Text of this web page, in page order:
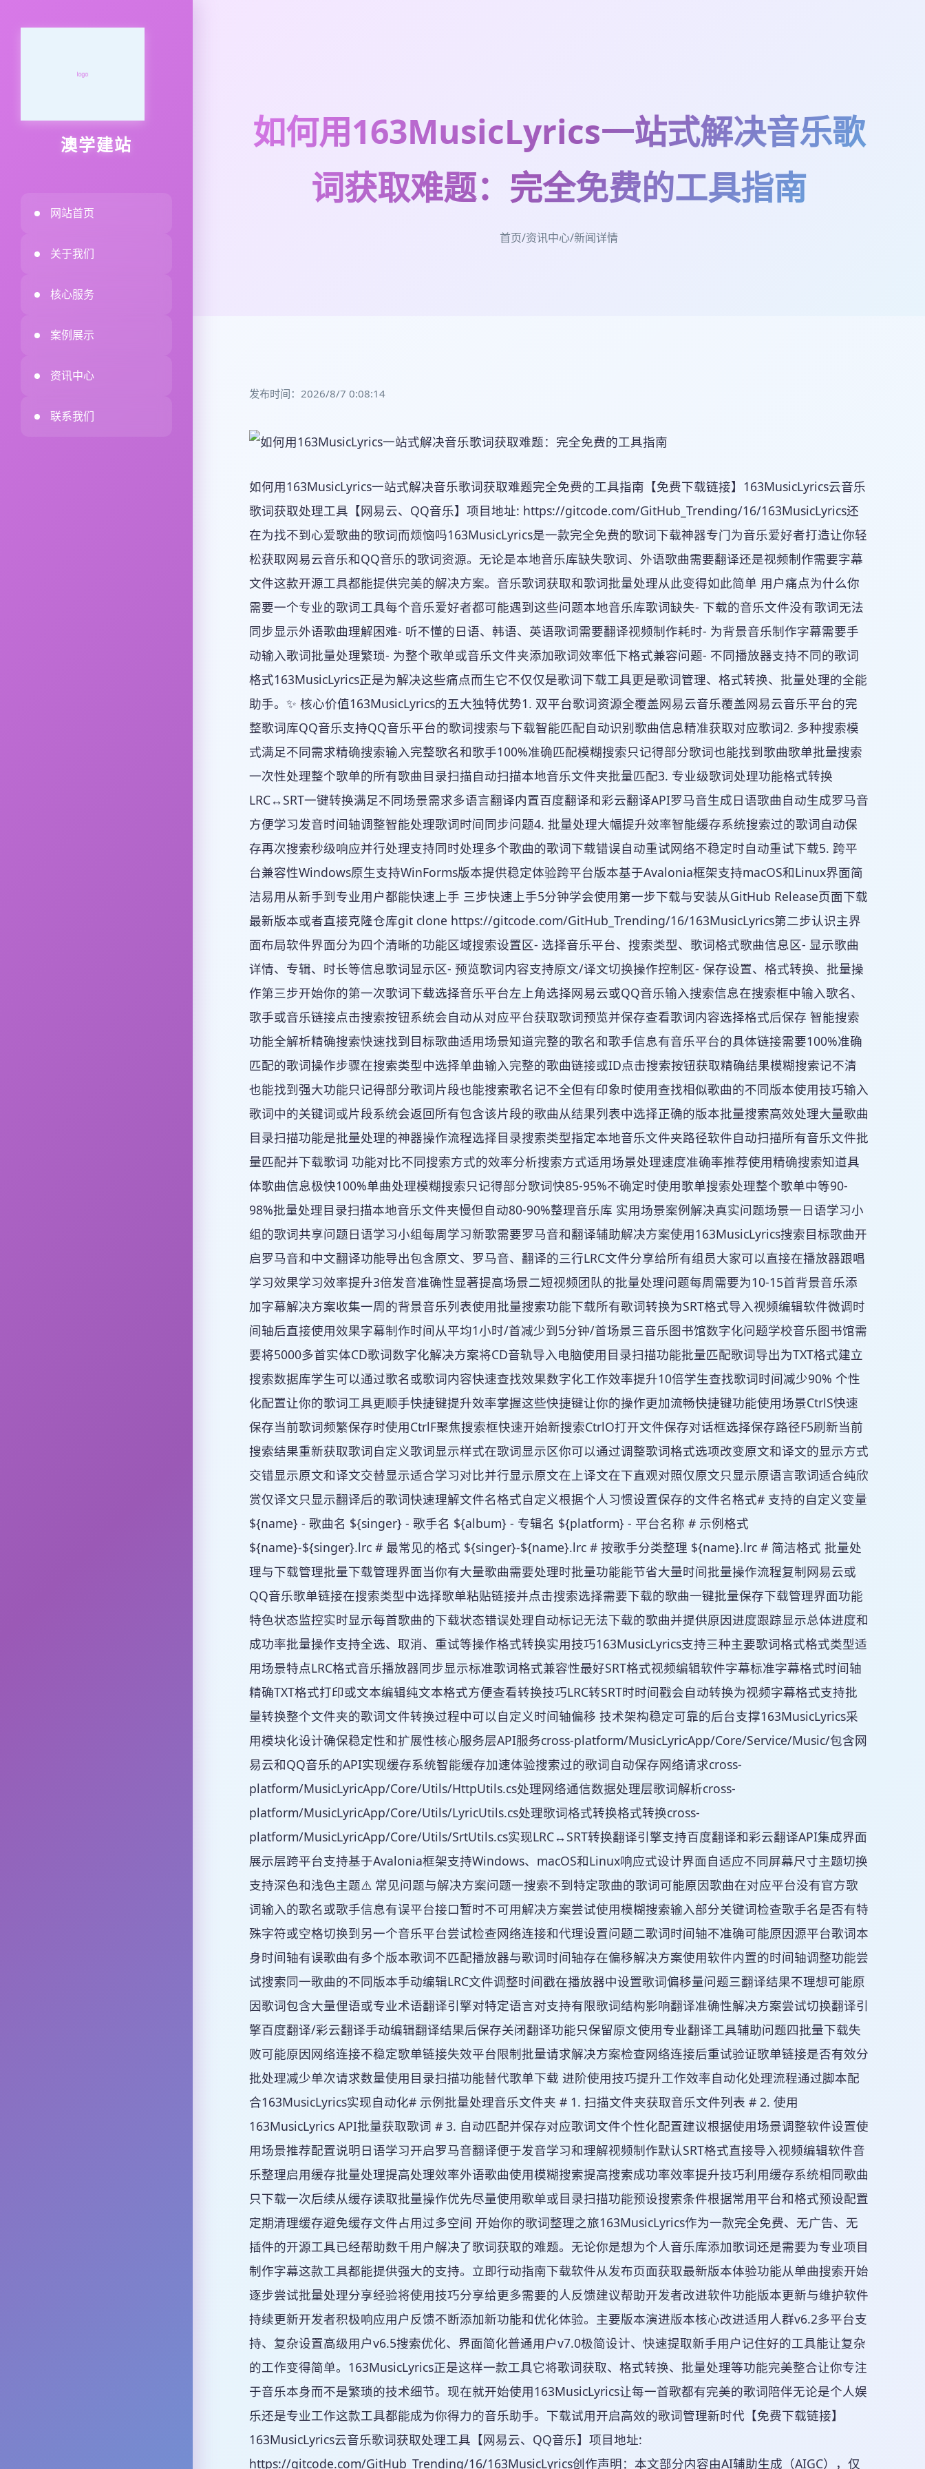
澳学建站
网站首页
关于我们
核心服务
案例展示
资讯中心
联系我们
如何用163MusicLyrics一站式解决音乐歌
词获取难题：完全免费的工具指南
首页/资讯中心/新闻详情
发布时间：2026/8/7 0:08:14
如何用163MusicLyrics一站式解决音乐歌词获取难题完全免费的工具指南【免费下载链接】163MusicLyrics云音乐
歌词获取处理工具【网易云、QQ音乐】项目地址: https://gitcode.com/GitHub_Trending/16/163MusicLyrics还
在为找不到心爱歌曲的歌词而烦恼吗163MusicLyrics是一款完全免费的歌词下载神器专门为音乐爱好者打造让你轻
松获取网易云音乐和QQ音乐的歌词资源。无论是本地音乐库缺失歌词、外语歌曲需要翻译还是视频制作需要字幕
文件这款开源工具都能提供完美的解决方案。音乐歌词获取和歌词批量处理从此变得如此简单 用户痛点为什么你
需要一个专业的歌词工具每个音乐爱好者都可能遇到这些问题本地音乐库歌词缺失- 下载的音乐文件没有歌词无法
同步显示外语歌曲理解困难- 听不懂的日语、韩语、英语歌词需要翻译视频制作耗时- 为背景音乐制作字幕需要手
动输入歌词批量处理繁琐- 为整个歌单或音乐文件夹添加歌词效率低下格式兼容问题- 不同播放器支持不同的歌词
格式163MusicLyrics正是为解决这些痛点而生它不仅仅是歌词下载工具更是歌词管理、格式转换、批量处理的全能
助手。✨ 核心价值163MusicLyrics的五大独特优势1. 双平台歌词资源全覆盖网易云音乐覆盖网易云音乐平台的完
整歌词库QQ音乐支持QQ音乐平台的歌词搜索与下载智能匹配自动识别歌曲信息精准获取对应歌词2. 多种搜索模
式满足不同需求精确搜索输入完整歌名和歌手100%准确匹配模糊搜索只记得部分歌词也能找到歌曲歌单批量搜索
一次性处理整个歌单的所有歌曲目录扫描自动扫描本地音乐文件夹批量匹配3. 专业级歌词处理功能格式转换
LRC↔SRT一键转换满足不同场景需求多语言翻译内置百度翻译和彩云翻译API罗马音生成日语歌曲自动生成罗马音
方便学习发音时间轴调整智能处理歌词时间同步问题4. 批量处理大幅提升效率智能缓存系统搜索过的歌词自动保
存再次搜索秒级响应并行处理支持同时处理多个歌曲的歌词下载错误自动重试网络不稳定时自动重试下载5. 跨平
台兼容性Windows原生支持WinForms版本提供稳定体验跨平台版本基于Avalonia框架支持macOS和Linux界面简
洁易用从新手到专业用户都能快速上手 三步快速上手5分钟学会使用第一步下载与安装从GitHub Release页面下载
最新版本或者直接克隆仓库git clone https://gitcode.com/GitHub_Trending/16/163MusicLyrics第二步认识主界
面布局软件界面分为四个清晰的功能区域搜索设置区- 选择音乐平台、搜索类型、歌词格式歌曲信息区- 显示歌曲
详情、专辑、时长等信息歌词显示区- 预览歌词内容支持原文/译文切换操作控制区- 保存设置、格式转换、批量操
作第三步开始你的第一次歌词下载选择音乐平台左上角选择网易云或QQ音乐输入搜索信息在搜索框中输入歌名、
歌手或音乐链接点击搜索按钮系统会自动从对应平台获取歌词预览并保存查看歌词内容选择格式后保存 智能搜索
功能全解析精确搜索快速找到目标歌曲适用场景知道完整的歌名和歌手信息有音乐平台的具体链接需要100%准确
匹配的歌词操作步骤在搜索类型中选择单曲输入完整的歌曲链接或ID点击搜索按钮获取精确结果模糊搜索记不清
也能找到强大功能只记得部分歌词片段也能搜索歌名记不全但有印象时使用查找相似歌曲的不同版本使用技巧输入
歌词中的关键词或片段系统会返回所有包含该片段的歌曲从结果列表中选择正确的版本批量搜索高效处理大量歌曲
目录扫描功能是批量处理的神器操作流程选择目录搜索类型指定本地音乐文件夹路径软件自动扫描所有音乐文件批
量匹配并下载歌词 功能对比不同搜索方式的效率分析搜索方式适用场景处理速度准确率推荐使用精确搜索知道具
体歌曲信息极快100%单曲处理模糊搜索只记得部分歌词快85-95%不确定时使用歌单搜索处理整个歌单中等90-
98%批量处理目录扫描本地音乐文件夹慢但自动80-90%整理音乐库️ 实用场景案例解决真实问题场景一日语学习小
组的歌词共享问题日语学习小组每周学习新歌需要罗马音和翻译辅助解决方案使用163MusicLyrics搜索目标歌曲开
启罗马音和中文翻译功能导出包含原文、罗马音、翻译的三行LRC文件分享给所有组员大家可以直接在播放器跟唱
学习效果学习效率提升3倍发音准确性显著提高场景二短视频团队的批量处理问题每周需要为10-15首背景音乐添
加字幕解决方案收集一周的背景音乐列表使用批量搜索功能下载所有歌词转换为SRT格式导入视频编辑软件微调时
间轴后直接使用效果字幕制作时间从平均1小时/首减少到5分钟/首场景三音乐图书馆数字化问题学校音乐图书馆需
要将5000多首实体CD歌词数字化解决方案将CD音轨导入电脑使用目录扫描功能批量匹配歌词导出为TXT格式建立
搜索数据库学生可以通过歌名或歌词内容快速查找效果数字化工作效率提升10倍学生查找歌词时间减少90% 个性
化配置让你的歌词工具更顺手快捷键提升效率掌握这些快捷键让你的操作更加流畅快捷键功能使用场景CtrlS快速
保存当前歌词频繁保存时使用CtrlF聚焦搜索框快速开始新搜索CtrlO打开文件保存对话框选择保存路径F5刷新当前
搜索结果重新获取歌词自定义歌词显示样式在歌词显示区你可以通过调整歌词格式选项改变原文和译文的显示方式
交错显示原文和译文交替显示适合学习对比并行显示原文在上译文在下直观对照仅原文只显示原语言歌词适合纯欣
赏仅译文只显示翻译后的歌词快速理解文件名格式自定义根据个人习惯设置保存的文件名格式# 支持的自定义变量
${name} - 歌曲名 ${singer} - 歌手名 ${album} - 专辑名 ${platform} - 平台名称 # 示例格式
${name}-${singer}.lrc # 最常见的格式 ${singer}-${name}.lrc # 按歌手分类整理 ${name}.lrc # 简洁格式 批量处
理与下载管理批量下载管理界面当你有大量歌曲需要处理时批量功能能节省大量时间批量操作流程复制网易云或
QQ音乐歌单链接在搜索类型中选择歌单粘贴链接并点击搜索选择需要下载的歌曲一键批量保存下载管理界面功能
特色状态监控实时显示每首歌曲的下载状态错误处理自动标记无法下载的歌曲并提供原因进度跟踪显示总体进度和
成功率批量操作支持全选、取消、重试等操作格式转换实用技巧163MusicLyrics支持三种主要歌词格式格式类型适
用场景特点LRC格式音乐播放器同步显示标准歌词格式兼容性最好SRT格式视频编辑软件字幕标准字幕格式时间轴
精确TXT格式打印或文本编辑纯文本格式方便查看转换技巧LRC转SRT时时间戳会自动转换为视频字幕格式支持批
量转换整个文件夹的歌词文件转换过程中可以自定义时间轴偏移 技术架构稳定可靠的后台支撑163MusicLyrics采
用模块化设计确保稳定性和扩展性核心服务层API服务cross-platform/MusicLyricApp/Core/Service/Music/包含网
易云和QQ音乐的API实现缓存系统智能缓存加速体验搜索过的歌词自动保存网络请求cross-
platform/MusicLyricApp/Core/Utils/HttpUtils.cs处理网络通信数据处理层歌词解析cross-
platform/MusicLyricApp/Core/Utils/LyricUtils.cs处理歌词格式转换格式转换cross-
platform/MusicLyricApp/Core/Utils/SrtUtils.cs实现LRC↔SRT转换翻译引擎支持百度翻译和彩云翻译API集成界面
展示层跨平台支持基于Avalonia框架支持Windows、macOS和Linux响应式设计界面自适应不同屏幕尺寸主题切换
支持深色和浅色主题⚠️ 常见问题与解决方案问题一搜索不到特定歌曲的歌词可能原因歌曲在对应平台没有官方歌
词输入的歌名或歌手信息有误平台接口暂时不可用解决方案尝试使用模糊搜索输入部分关键词检查歌手名是否有特
殊字符或空格切换到另一个音乐平台尝试检查网络连接和代理设置问题二歌词时间轴不准确可能原因源平台歌词本
身时间轴有误歌曲有多个版本歌词不匹配播放器与歌词时间轴存在偏移解决方案使用软件内置的时间轴调整功能尝
试搜索同一歌曲的不同版本手动编辑LRC文件调整时间戳在播放器中设置歌词偏移量问题三翻译结果不理想可能原
因歌词包含大量俚语或专业术语翻译引擎对特定语言对支持有限歌词结构影响翻译准确性解决方案尝试切换翻译引
擎百度翻译/彩云翻译手动编辑翻译结果后保存关闭翻译功能只保留原文使用专业翻译工具辅助问题四批量下载失
败可能原因网络连接不稳定歌单链接失效平台限制批量请求解决方案检查网络连接后重试验证歌单链接是否有效分
批处理减少单次请求数量使用目录扫描功能替代歌单下载 进阶使用技巧提升工作效率自动化处理流程通过脚本配
合163MusicLyrics实现自动化# 示例批量处理音乐文件夹 # 1. 扫描文件夹获取音乐文件列表 # 2. 使用
163MusicLyrics API批量获取歌词 # 3. 自动匹配并保存对应歌词文件个性化配置建议根据使用场景调整软件设置使
用场景推荐配置说明日语学习开启罗马音翻译便于发音学习和理解视频制作默认SRT格式直接导入视频编辑软件音
乐整理启用缓存批量处理提高处理效率外语歌曲使用模糊搜索提高搜索成功率效率提升技巧利用缓存系统相同歌曲
只下载一次后续从缓存读取批量操作优先尽量使用歌单或目录扫描功能预设搜索条件根据常用平台和格式预设配置
定期清理缓存避免缓存文件占用过多空间 开始你的歌词整理之旅163MusicLyrics作为一款完全免费、无广告、无
插件的开源工具已经帮助数千用户解决了歌词获取的难题。无论你是想为个人音乐库添加歌词还是需要为专业项目
制作字幕这款工具都能提供强大的支持。立即行动指南下载软件从发布页面获取最新版本体验功能从单曲搜索开始
逐步尝试批量处理分享经验将使用技巧分享给更多需要的人反馈建议帮助开发者改进软件功能版本更新与维护软件
持续更新开发者积极响应用户反馈不断添加新功能和优化体验。主要版本演进版本核心改进适用人群v6.2多平台支
持、复杂设置高级用户v6.5搜索优化、界面简化普通用户v7.0极简设计、快速提取新手用户记住好的工具能让复杂
的工作变得简单。163MusicLyrics正是这样一款工具它将歌词获取、格式转换、批量处理等功能完美整合让你专注
于音乐本身而不是繁琐的技术细节。现在就开始使用163MusicLyrics让每一首歌都有完美的歌词陪伴无论是个人娱
乐还是专业工作这款工具都能成为你得力的音乐助手。下载试用开启高效的歌词管理新时代【免费下载链接】
163MusicLyrics云音乐歌词获取处理工具【网易云、QQ音乐】项目地址:
https://gitcode.com/GitHub_Trending/16/163MusicLyrics创作声明：本文部分内容由AI辅助生成（AIGC），仅